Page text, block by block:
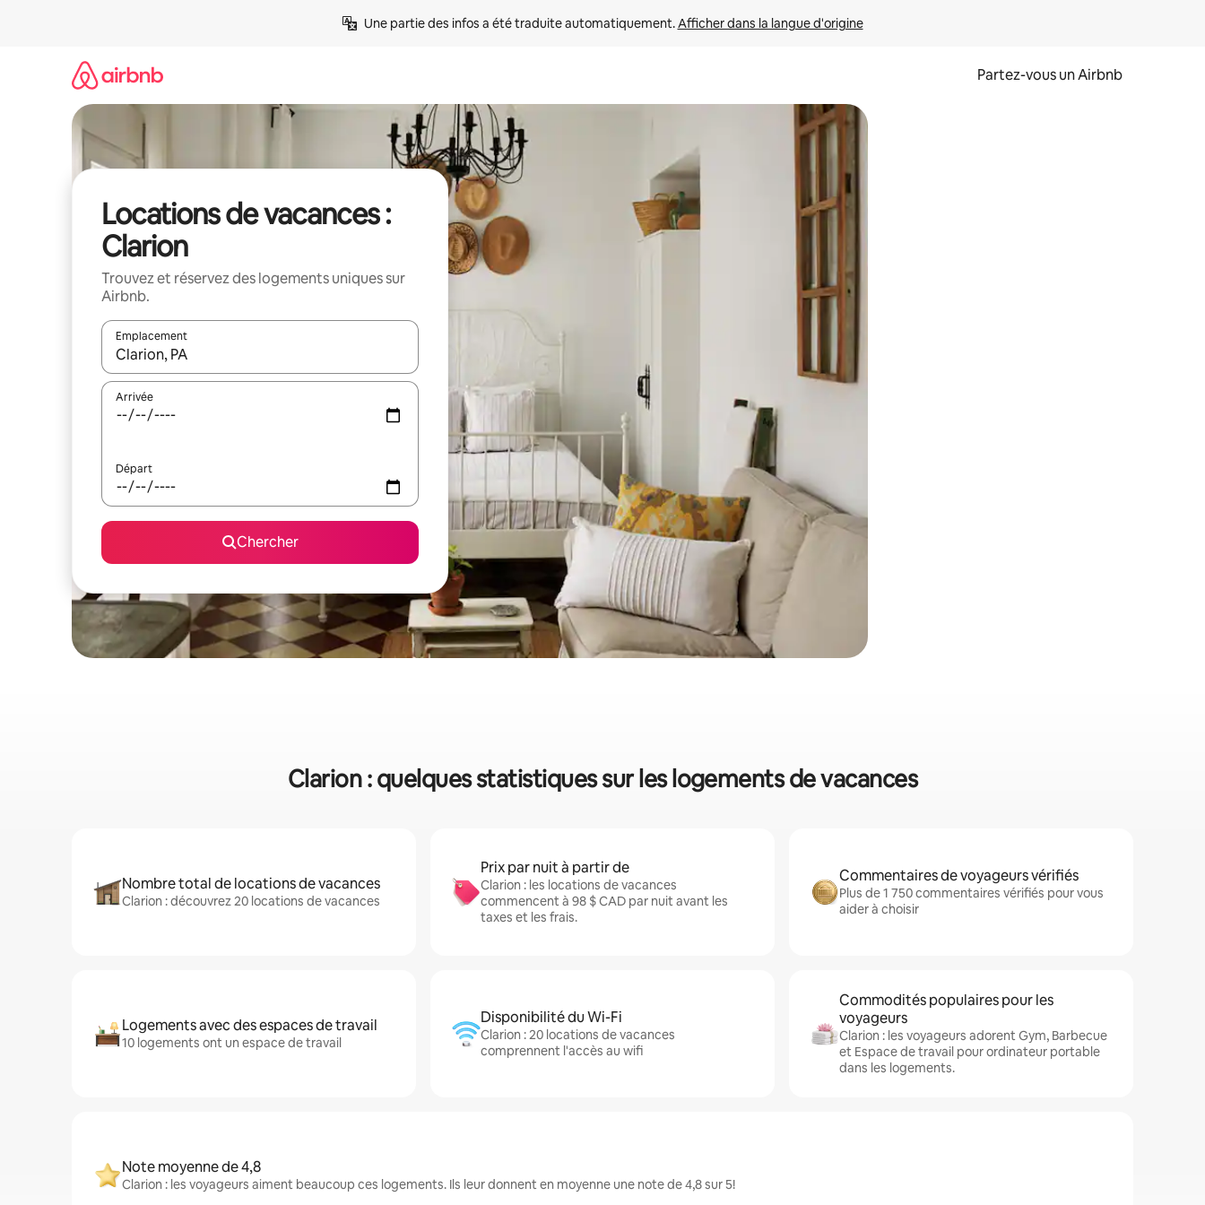
Une partie des infos a été traduite automatiquement. Afficher dans la langue d'origine
Partez-vous un Airbnb
Locations de vacances :
Clarion
Trouvez et réservez des logements uniques sur
Airbnb.
Emplacement
Quand les résultats sont affichés, parcourez-les en utilisant les flèches vers le haut et vers le bas, ou en appuyant dessus et en les faisant glisser.
Arrivée
Départ
Chercher
Clarion : quelques statistiques sur les logements de vacances
Nombre total de locations de vacances
Clarion : découvrez 20 locations de vacances
Prix par nuit à partir de
Clarion : les locations de vacances
commencent à 98 $ CAD par nuit avant les
taxes et les frais.
Commentaires de voyageurs vérifiés
Plus de 1 750 commentaires vérifiés pour vous
aider à choisir
Logements avec des espaces de travail
10 logements ont un espace de travail
Disponibilité du Wi-Fi
Clarion : 20 locations de vacances
comprennent l'accès au wifi
Commodités populaires pour les
voyageurs
Clarion : les voyageurs adorent Gym, Barbecue
et Espace de travail pour ordinateur portable
dans les logements.
Note moyenne de 4,8
Clarion : les voyageurs aiment beaucoup ces logements. Ils leur donnent en moyenne une note de 4,8 sur 5!